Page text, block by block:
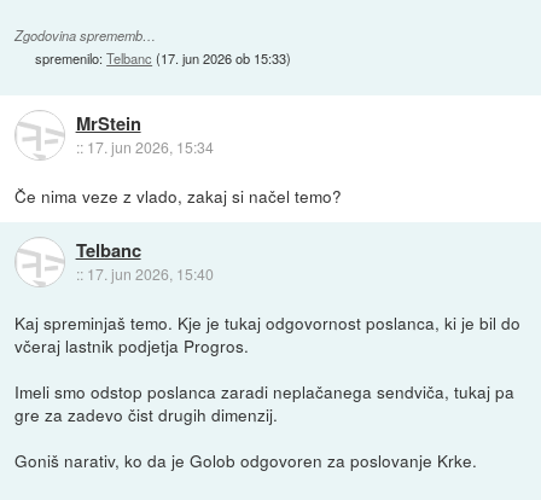
Zgodovina sprememb…
spremenilo:Telbanc (17. jun 2026 ob 15:33)
MrStein
:: 17. jun 2026, 15:34
Če nima veze z vlado, zakaj si načel temo?
Telbanc
:: 17. jun 2026, 15:40
Kaj spreminjaš temo. Kje je tukaj odgovornost poslanca, ki je bil do
včeraj lastnik podjetja Progros.
Imeli smo odstop poslanca zaradi neplačanega sendviča, tukaj pa
gre za zadevo čist drugih dimenzij.
Goniš narativ, ko da je Golob odgovoren za poslovanje Krke.